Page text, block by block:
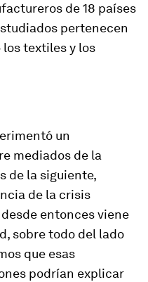
de 18 países
pertenecen
textiles y los
un
mediados de la
de la siguiente,
de la crisis
entonces viene
sobre todo del lado
que esas
podrían explicar